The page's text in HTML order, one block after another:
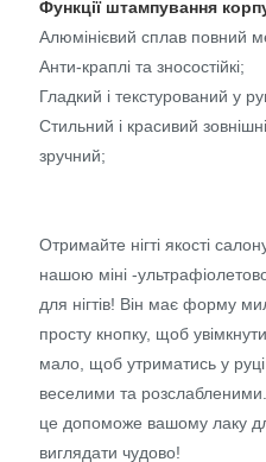
Функції штампування
Алюмінієвий сплав повний
Анти-краплі та зносостійкі;
Гладкий і текстурований у
Стильний і красивий
зручний;
Отримайте нігті якості
нашою міні -
для нігтів! Він має форму
просту кнопку, щоб увімкнути
мало, щоб утриматись у руці
веселими та розслабленими.
це допоможе вашому лаку
виглядати чудово!